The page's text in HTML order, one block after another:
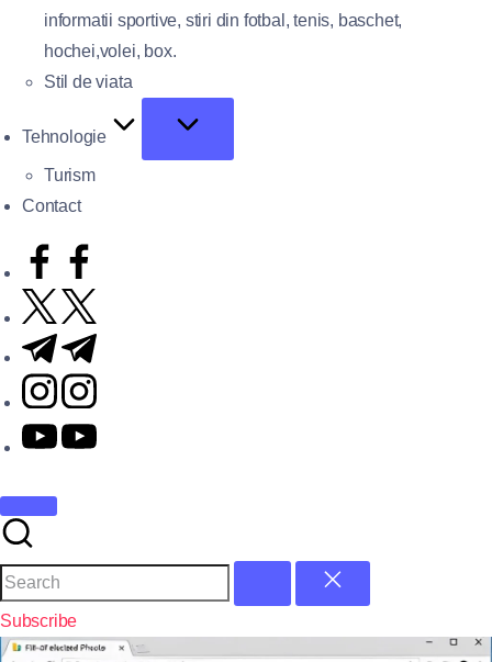
informatii sportive, stiri din fotbal, tenis, baschet,
hochei,volei, box.
Stil de viata
Tehnologie
Turism
Contact
Subscribe